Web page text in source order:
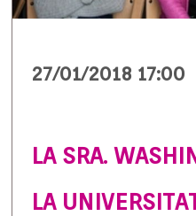
27/01/2018 17:00
LA SRA.
LA